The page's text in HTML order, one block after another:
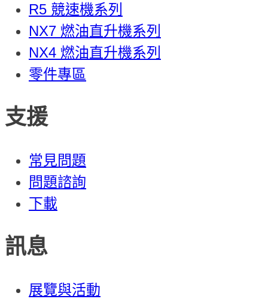
R5 競速機系列
NX7 燃油直升機系列
NX4 燃油直升機系列
零件專區
支援
常見問題
問題諮詢
下載
訊息
展覽與活動